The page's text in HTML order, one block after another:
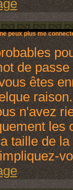
peux plus me
de
êtes
n'avez
les
taille de